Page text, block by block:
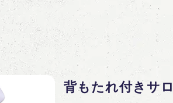
背もたれ付きサ